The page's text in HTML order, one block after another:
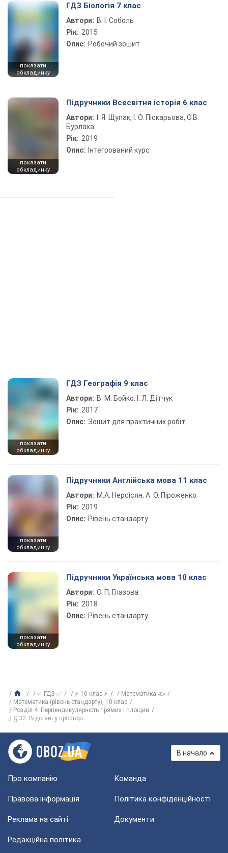
показати
обкладинку
ГДЗ Біологія 7 клас
Автори: В. І. Соболь
Рік: 2015
Опис: Робочий зошит
показати
обкладинку
Підручники Всесвітня історія 6 клас
Автори:
І. Я. Щупак, І. О. Піскарьова, О.В.
Бурлака
Рік: 2019
Опис: Інтегрований курс
показати
обкладинку
ГДЗ Географія 9 клас
Автори: В. М. Бойко, І. Л. Дітчук
Рік: 2017
Опис: Зошит для практичних робіт
показати
обкладинку
Підручники Англійська мова 11 клас
Автори: М.А. Нерсісян, А. О. Піроженко
Рік: 2019
Опис: Рівень стандарту
показати
обкладинку
Підручники Українська мова 10 клас
Автори: О. П. Глазова
Рік: 2018
Опис: Рівень стандарту
✅ ГДЗ ✅ ⚡ 10 клас ⚡
Математика ✍
Математика (рівень стандарту), 10 клас
Розділ 4. Перпендикулярність прямих і площин
§ 32. Відстані у просторі
В начало
Про компанію Команда
Правова інформація Політика конфіденційності
Реклама на сайті Документи
Редакційна політика